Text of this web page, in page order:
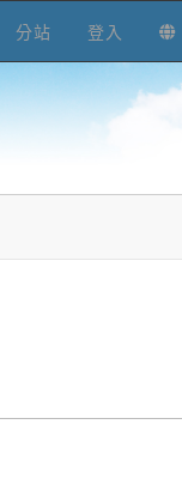
分站 登入